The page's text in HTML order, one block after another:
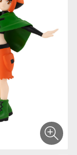
アンパンマン
ポケモンスケールワ